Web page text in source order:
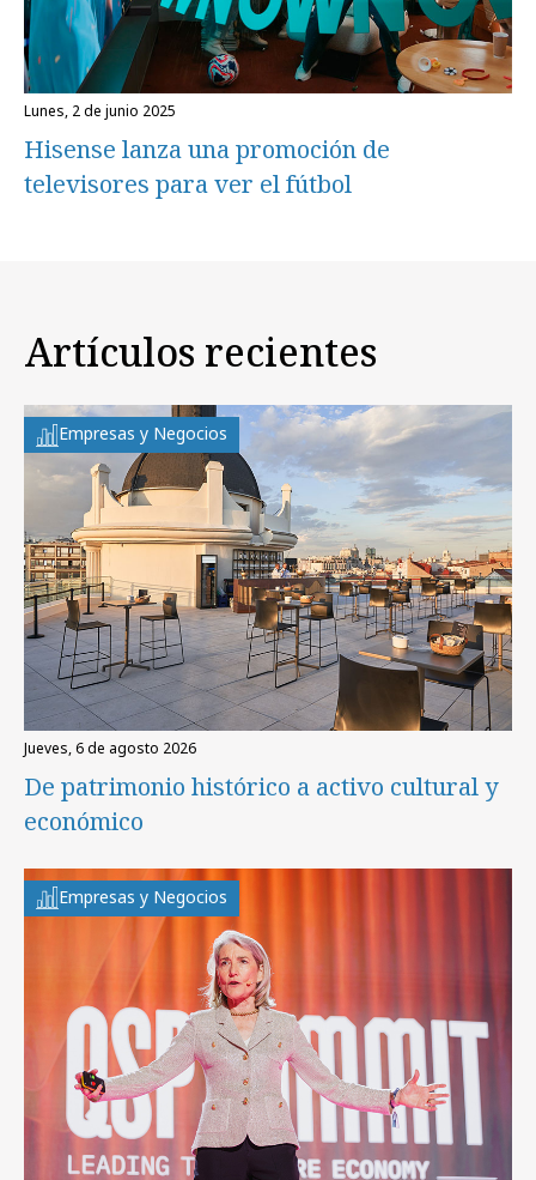
lunes, 2 de junio 2025
Hisense lanza una promoción de
televisores para ver el fútbol
Artículos recientes
Empresas y Negocios
jueves, 6 de agosto 2026
De patrimonio histórico a activo cultural y
económico
Empresas y Negocios